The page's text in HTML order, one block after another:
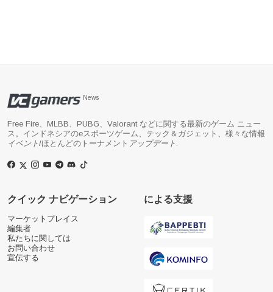
News
Free Fire、MLBB、PUBG、Valorant などに関する最新のゲーム ニュー
ス。インドネシアのeスポーツゲーム、テック＆ガジェット、様々な情報
イベント/ほとんどのトーナメント アップデート .
クイック ナビゲーション
マーケットプレイス
編集者
私たちに関しては
お問い合わせ
宣伝する
による支援